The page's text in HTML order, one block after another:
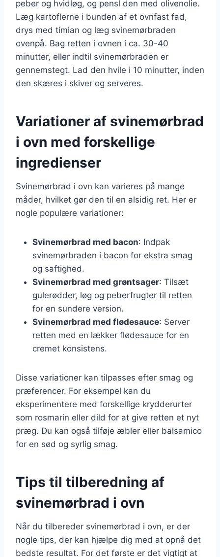
peber og hvidløg, og pensl den med olivenolie.
Læg kartoflerne i bunden af et ovnfast fad,
drys med timian og læg svinemørbraden
ovenpå. Bag retten i ovnen i ca. 30-40
minutter, eller indtil svinemørbraden er
gennemstegt. Lad den hvile i 10 minutter, inden
den skæres i skiver og serveres.
Variationer af svinemørbrad
i ovn med forskellige
ingredienser
Svinemørbrad i ovn kan varieres på mange
måder, hvilket gør den til en alsidig ret. Her er
nogle populære variationer:
Svinemørbrad med bacon: Indpak
svinemørbraden i bacon for ekstra smag
og saftighed.
Svinemørbrad med grøntsager: Tilsæt
gulerødder, løg og peberfrugter til retten
for en sundere version.
Svinemørbrad med flødesauce: Server
retten med en lækker flødesauce for en
cremet konsistens.
Disse variationer kan tilpasses efter smag og
præferencer. For eksempel kan du
eksperimentere med forskellige krydderurter
som rosmarin eller dild for at give retten et nyt
præg. Du kan også tilføje æbler eller balsamico
for en sød og syrlig smag.
Tips til tilberedning af
svinemørbrad i ovn
Når du tilbereder svinemørbrad i ovn, er der
nogle tips, der kan hjælpe dig med at opnå det
bedste resultat. For det første er det vigtigt at